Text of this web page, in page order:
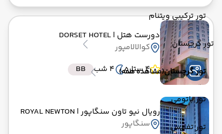
تور ترکیبی ویتنام
تور گرجستان
تور گرجستان(مشاهده همه)
تور باتومی
تور تفلیس
دورست هتل | DORSET HOTEL
کوالالامپور
4 ستاره
4 شب BB
رویال نیو تاون سنگاپور| ROYAL NEWTON
سنگاپور